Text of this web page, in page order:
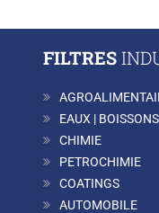
FILTRES
EAUX | BOISSONS
CHIMIE
PETROCHIMIE
COATINGS
AUTOMOBILE